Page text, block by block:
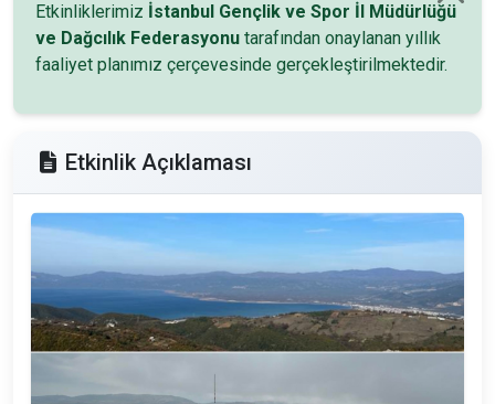
Etkinliklerimiz İstanbul Gençlik ve Spor İl Müdürlüğü
ve Dağcılık Federasyonu tarafından onaylanan yıllık
faaliyet planımız çerçevesinde gerçekleştirilmektedir.
Etkinlik Açıklaması